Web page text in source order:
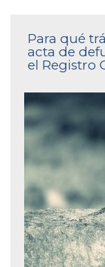
Para qué
acta de
el Registro